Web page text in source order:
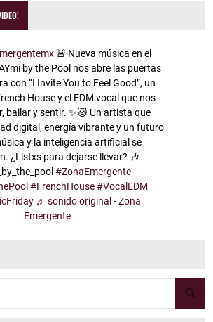
🚨 Nueva música en el
by the Pool nos abre las puertas
con “I Invite You to Feel Good”, un
House y el EDM vocal que nos
bailar y sentir. ✨🐱 Un artista que
digital, energía vibrante y un futuro
y la inteligencia artificial se
¿Listxs para dejarse llevar? 🎶
#ZonaEmergente
#FrenchHouse #VocalEDM
♬ sonido original - Zona
Emergente